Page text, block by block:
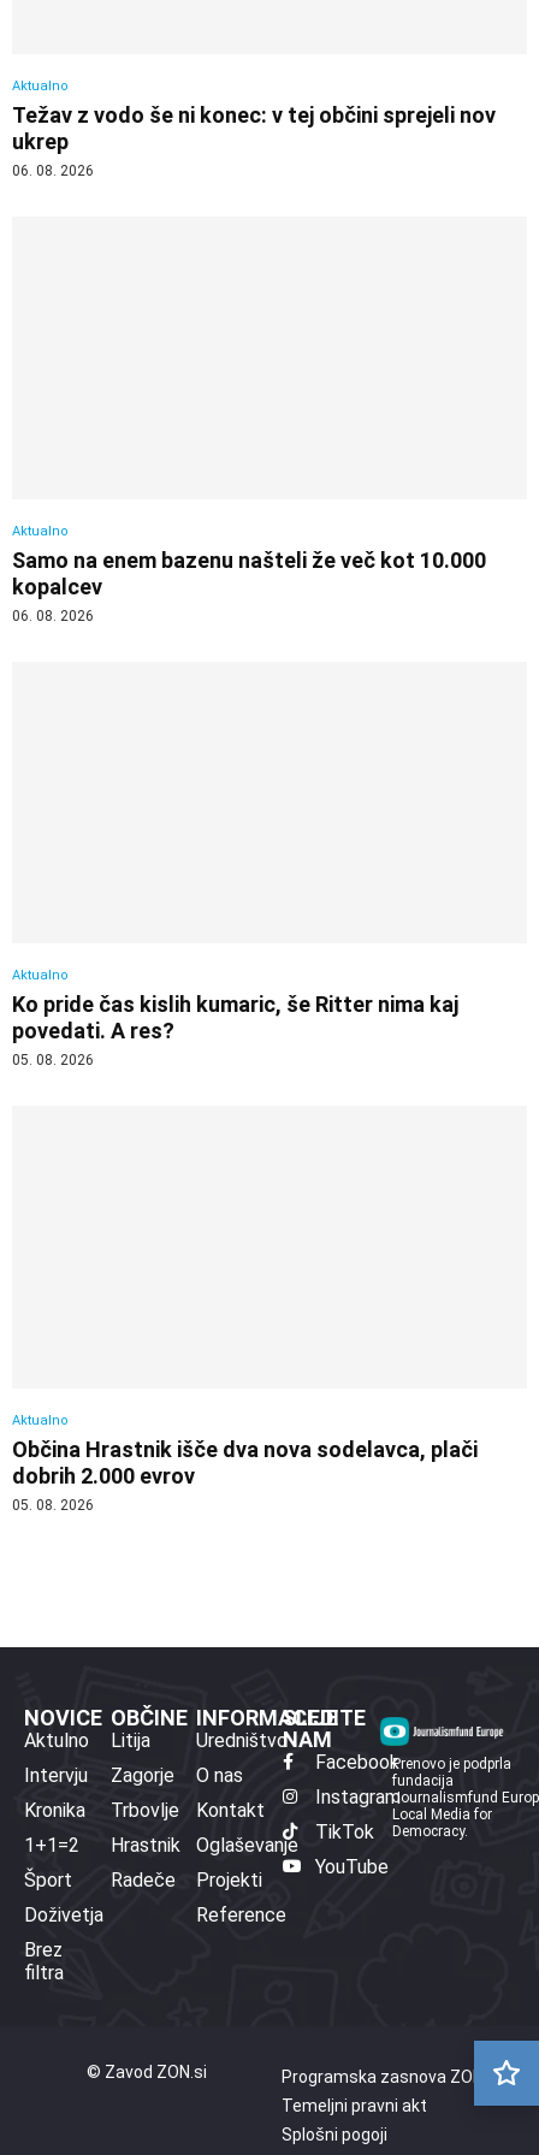
Aktualno
Težav z vodo še ni konec: v tej občini sprejeli nov
ukrep
06. 08. 2026
Aktualno
Samo na enem bazenu našteli že več kot 10.000
kopalcev
06. 08. 2026
Aktualno
Ko pride čas kislih kumaric, še Ritter nima kaj
povedati. A res?
05. 08. 2026
Aktualno
Občina Hrastnik išče dva nova sodelavca, plači
dobrih 2.000 evrov
05. 08. 2026
NOVICE
Aktulno
Intervju
Kronika
1+1=2
Šport
Doživetja
Brez
filtra
OBČINE
Litija
Zagorje
Trbovlje
Hrastnik
Radeče
INFORMACIJE
Uredništvo
O nas
Kontakt
Oglaševanje
Projekti
Reference
SLEDITE
NAM
Facebook
Instagram
TikTok
YouTube
Prenovo je podprla
fundacija
Journalismfund
Local Media for
Democracy.
© Zavod ZON.si
Programska zasnova ZON
Temeljni pravni akt
Splošni pogoji